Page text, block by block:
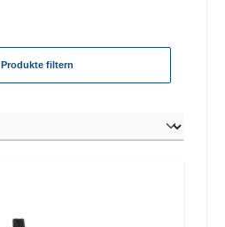
Produkte filtern